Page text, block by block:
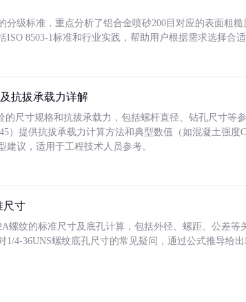
分级标准，重点分析了铝合金喷砂200目对应的表面粗糙
ISO 8503-1标准和行业实践，帮助用户根据需求选择合适
抗拔承载力详解
的尺寸规格和抗拔承载力，包括螺杆直径、钻孔尺寸等
）提供抗拔承载力计算方法和典型数值（如混凝土强度
建议，适用于工程技术人员参考。
尺寸
螺纹的标准尺寸及底孔计算，包括外径、螺距、公差等
1/4-36UNS螺纹底孔尺寸的常见疑问，通过公式推导给